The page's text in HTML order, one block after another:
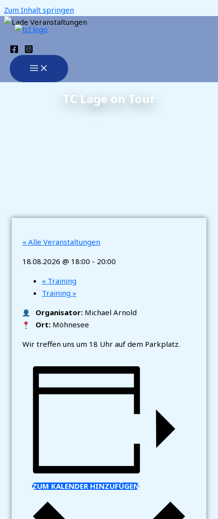
Zum Inhalt springen
TC Lage on Tour
« Alle Veranstaltungen
18.08.2026 @ 18:00 - 20:00
« Training
Training »
Organisator:Michael Arnold
Ort:Möhnesee
Wir treffen uns um 18 Uhr auf dem Parkplatz.
ZUM KALENDER HINZUFÜGEN